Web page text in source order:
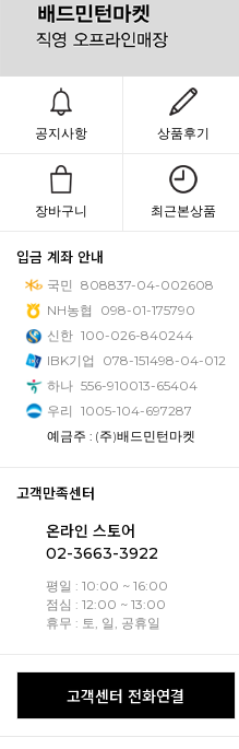
공지사항 상품후기
장바구니 최근본상품
입금 계좌 안내
국민 808837-04-002608
NH농협
098-01-175790
신한 100-026-840244
IBK기업
078-151498-04-012
하나 556-910013-65404
우리 1005-104-697287
예금주 : (주)배드민턴마켓
고객만족센터
온라인 스토어
02-3663-3922
평일 : 10:00 ~ 16:00
점심 : 12:00 ~ 13:00
휴무 : 토, 일, 공휴일
고객센터 전화연결